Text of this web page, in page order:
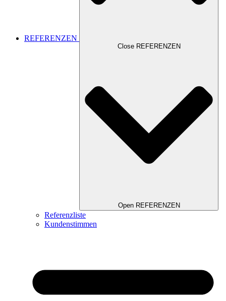
REFERENZEN
Close REFERENZEN
Open REFERENZEN
Referenzliste
Kundenstimmen